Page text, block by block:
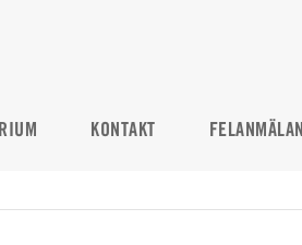
KONTAKT FELANMÄLAN